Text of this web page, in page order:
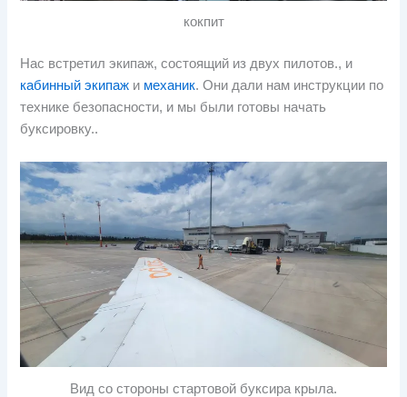
кокпит
Нас встретил экипаж, состоящий из двух пилотов., и
кабинный экипаж и механик. Они дали нам инструкции по
технике безопасности, и мы были готовы начать
буксировку..
Вид со стороны стартовой буксира крыла.